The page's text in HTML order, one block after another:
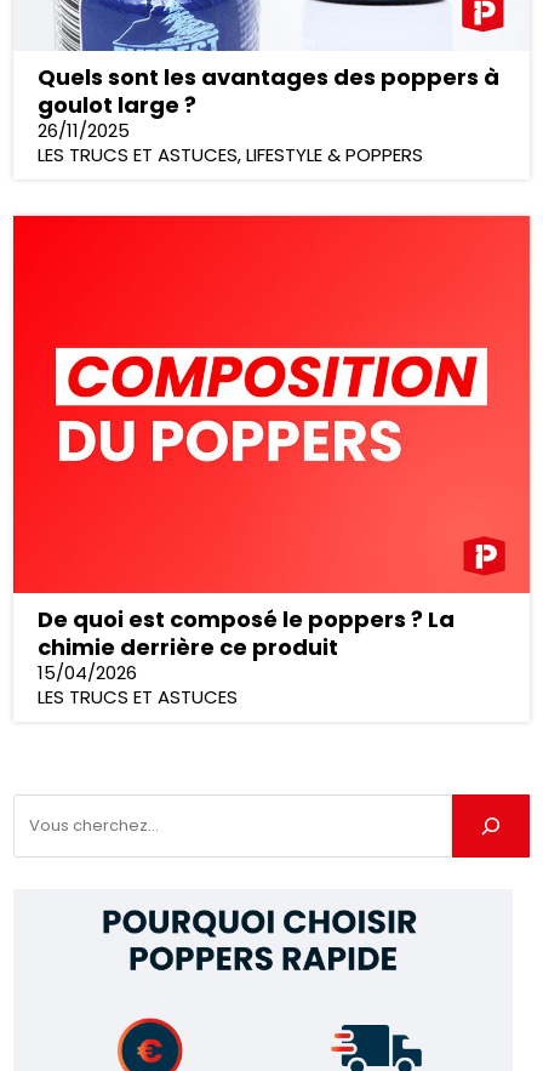
Quels sont les avantages des poppers à
goulot large ?
26/11/2025
LES TRUCS ET ASTUCES,LIFESTYLE & POPPERS
De quoi est composé le poppers ? La
chimie derrière ce produit
15/04/2026
LES TRUCS ET ASTUCES